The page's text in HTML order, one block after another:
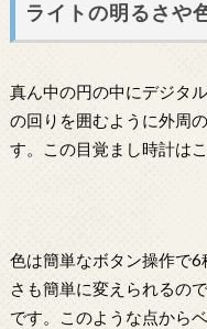
ライトの明るさや
真ん中の円の中にデジタ
の回りを囲むように外周
す。この目覚まし時計は
色は簡単なボタン操作で
さも簡単に変えられるの
です。このような点から